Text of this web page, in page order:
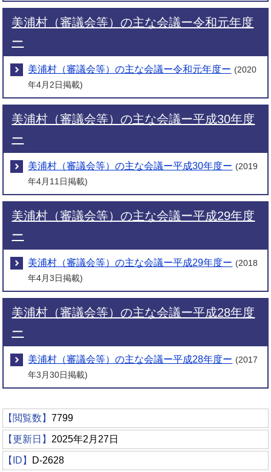
美浦村（審議会等）の主な会議ー令和元年度
ー
美浦村（審議会等）の主な会議ー令和元年度ー (2020
年4月2日掲載)
美浦村（審議会等）の主な会議ー平成30年度
ー
美浦村（審議会等）の主な会議ー平成30年度ー (2019
年4月11日掲載)
美浦村（審議会等）の主な会議ー平成29年度
ー
美浦村（審議会等）の主な会議ー平成29年度ー (2018
年4月3日掲載)
美浦村（審議会等）の主な会議ー平成28年度
ー
美浦村（審議会等）の主な会議ー平成28年度ー (2017
年3月30日掲載)
【閲覧数】7799
【更新日】 2025年2月27日
【ID】 D-2628